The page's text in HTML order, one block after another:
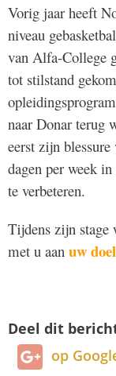
Vorig jaar heeft
niveau
van Alfa-College
tot stilstand
naar Donar terug
eerst zijn
dagen per week
te verbeteren.
Tijdens zijn
met u aan uw doel
Deel dit
op